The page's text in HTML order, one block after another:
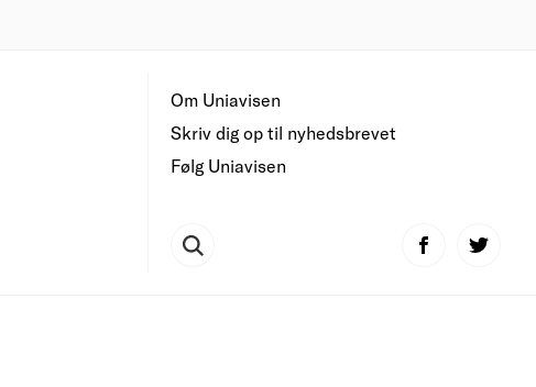
Om Uniavisen
Skriv dig op til nyhedsbrevet
Følg Uniavisen